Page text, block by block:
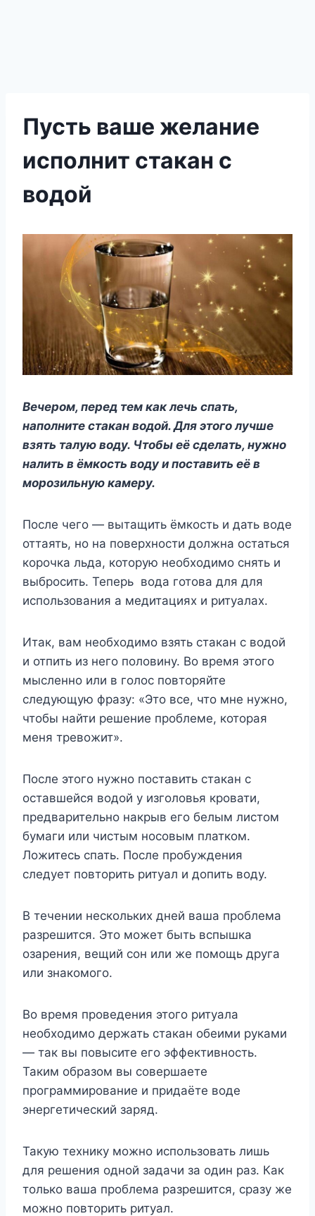
Пусть ваше желание
исполнит стакан с
водой
Вечером, перед тем как лечь спать,
наполните стакан водой. Для этого лучше
взять талую воду. Чтобы её сделать, нужно
налить в ёмкость воду и поставить её в
морозильную камеру.
После чего — вытащить ёмкость и дать воде
оттаять, но на поверхности должна остаться
корочка льда, которую необходимо снять и
выбросить. Теперь вода готова для для
использования а медитациях и ритуалах.
Итак, вам необходимо взять стакан с водой
и отпить из него половину. Во время этого
мысленно или в голос повторяйте
следующую фразу: «Это все, что мне нужно,
чтобы найти решение проблеме, которая
меня тревожит».
После этого нужно поставить стакан с
оставшейся водой у изголовья кровати,
предварительно накрыв его белым листом
бумаги или чистым носовым платком.
Ложитесь спать. После пробуждения
следует повторить ритуал и допить воду.
В течении нескольких дней ваша проблема
разрешится. Это может быть вспышка
озарения, вещий сон или же помощь друга
или знакомого.
Во время проведения этого ритуала
необходимо держать стакан обеими руками
— так вы повысите его эффективность.
Таким образом вы совершаете
программирование и придаёте воде
энергетический заряд.
Такую технику можно использовать лишь
для решения одной задачи за один раз. Как
только ваша проблема разрешится, сразу же
можно повторить ритуал.